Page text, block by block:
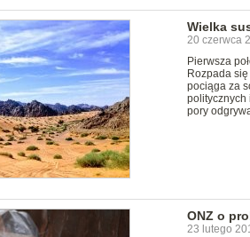
Wielka
20 czerwca
Pierwsza
Rozpada
pociąga za
politycznych
pory
ONZ o
23 lutego